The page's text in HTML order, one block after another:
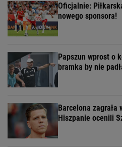
Oficjalnie:
nowego sponsora!
Papszun wprost o
bramka by nie
Barcelona
Hiszpanie ocenili